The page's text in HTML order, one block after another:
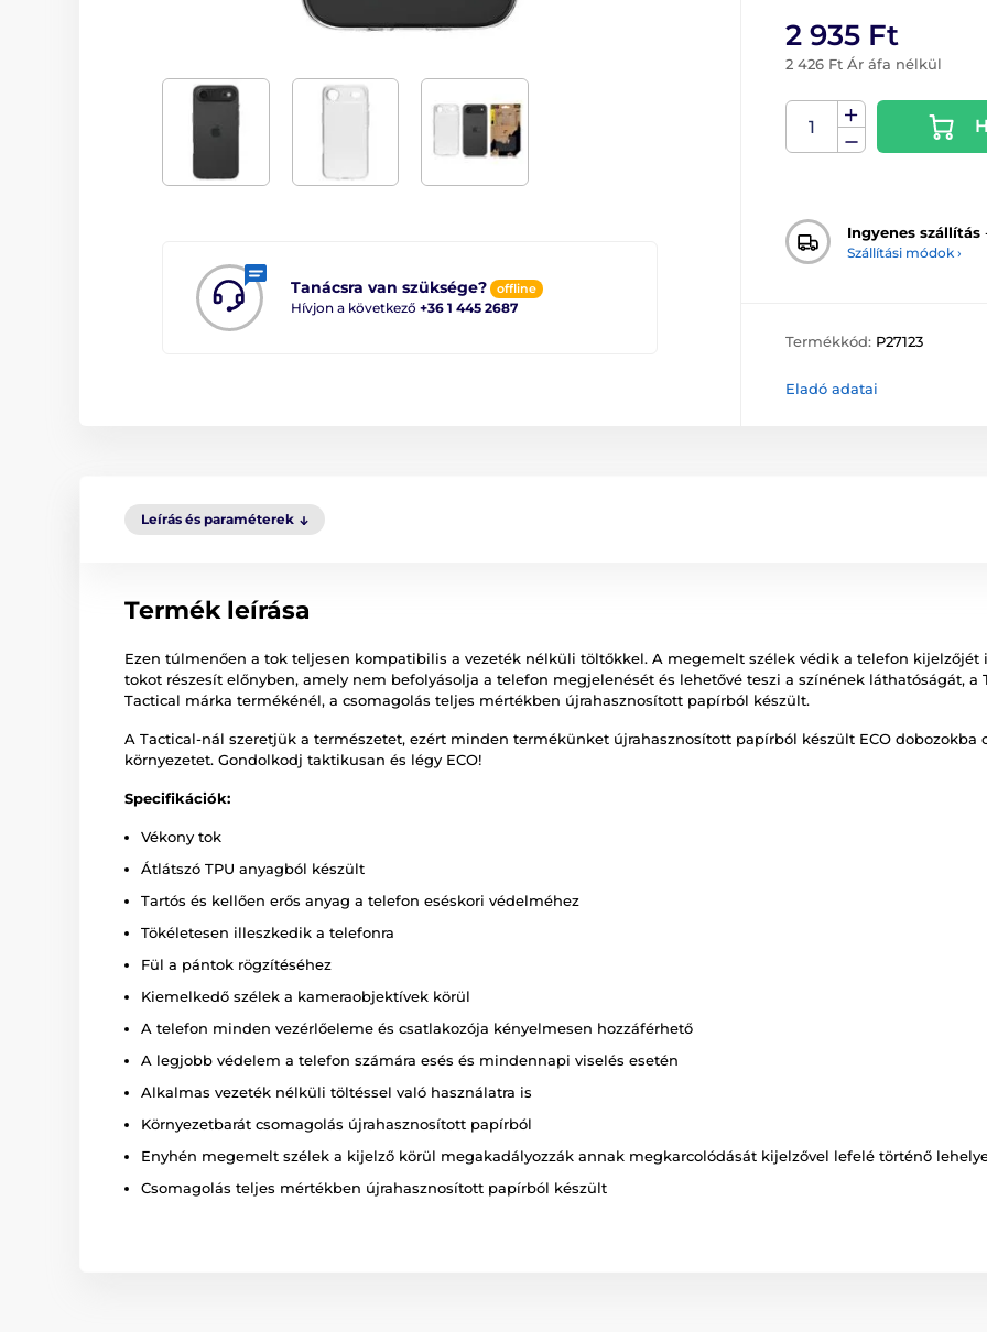
Tanácsra van szüksége? offline
Hívjon a következő +36 1 445 2687
2 935 Ft
2 426 Ft Ár áfa nélkül
Ingyenes szállítás
Szállítási módok ›
Termékkód: P27123
Eladó adatai
Leírás és paraméterek
Termék leírása
Ezen túlmenően a tok teljesen kompatibilis a vezeték nélküli töltőkkel. A megemelt szélek védik a telefon kijelzőjét
tokot részesít előnyben, amely nem befolyásolja a telefon megjelenését és lehetővé teszi a színének láthatóságát, a
Tactical márka termékénél, a csomagolás teljes mértékben újrahasznosított papírból készült.
A Tactical-nál szeretjük a természetet, ezért minden termékünket újrahasznosított papírból készült ECO
környezetet. Gondolkodj taktikusan és légy ECO!
Specifikációk:
Vékony tok
Átlátszó TPU anyagból készült
Tartós és kellően erős anyag a telefon eséskori védelméhez
Tökéletesen illeszkedik a telefonra
Fül a pántok rögzítéséhez
Kiemelkedő szélek a kameraobjektívek körül
A telefon minden vezérlőeleme és csatlakozója kényelmesen hozzáférhető
A legjobb védelem a telefon számára esés és mindennapi viselés esetén
Alkalmas vezeték nélküli töltéssel való használatra is
Környezetbarát csomagolás újrahasznosított papírból
Enyhén megemelt szélek a kijelző körül megakadályozzák annak megkarcolódását kijelzővel lefelé történő
Csomagolás teljes mértékben újrahasznosított papírból készült